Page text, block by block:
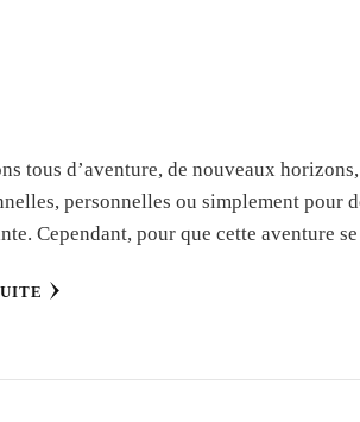
tous d’aventure, de nouveaux
personnelles ou simplement pour
Cependant, pour que cette aventure